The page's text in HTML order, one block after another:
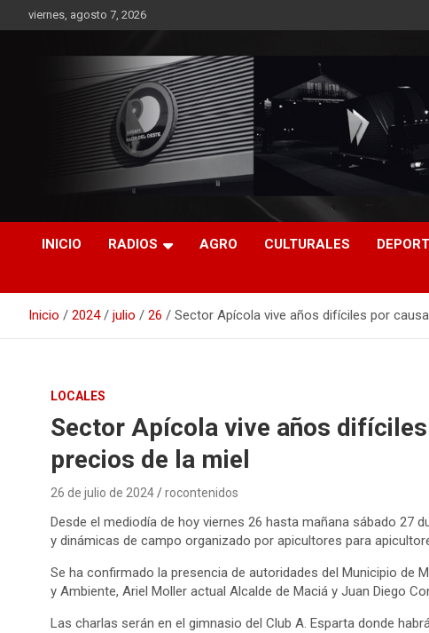
al
viernes, agosto 7, 2026
RO CONTENIDOS
INICIO RADIOS AGRO CULTURALES
Inicio 2024 julio 26 Sector Apícola vive años difíciles por
LOCALES
Sector Apícola vive años
precios de la miel
26 de julio de 2024 rocontenidos
Desde el mediodía de hoy viernes 26 hasta mañana sábado 27
y dinámicas de campo organizado por apicultores para
Se ha confirmado la presencia de autoridades del Municipio de
y Ambiente, Ariel Moller actual Alcalde de Maciá y Juan Diego
Las charlas serán en el gimnasio del Club A. Esparta donde